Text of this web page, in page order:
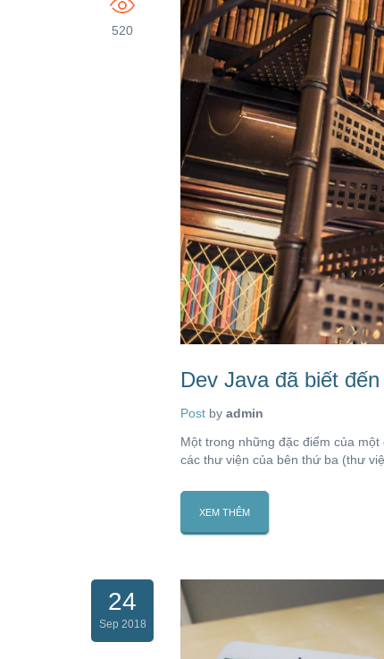
520
Dev Java đã biết
Post by admin
Một trong những đặc điểm của
các thư viện của bên thứ ba (thư
XEM THÊM
24
Sep 2018